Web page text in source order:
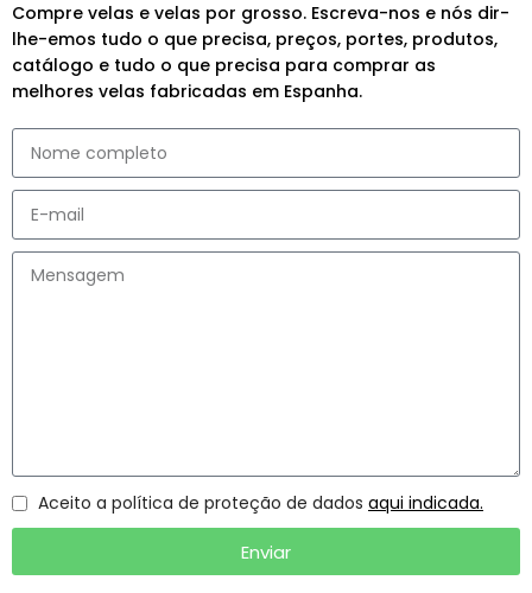
Compre velas e velas por grosso. Escreva-nos e nós dir-
lhe-emos tudo o que precisa, preços, portes, produtos,
catálogo e tudo o que precisa para comprar as
melhores velas fabricadas em Espanha.
Aceito a política de proteção de dados aqui indicada.
Enviar